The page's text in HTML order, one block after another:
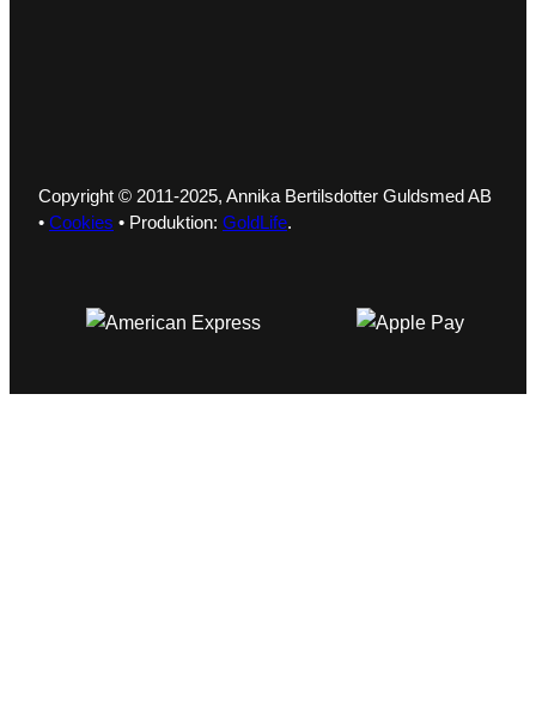
Copyright © 2011-2025, Annika Bertilsdotter Guldsmed AB
• Cookies • Produktion: GoldLife.